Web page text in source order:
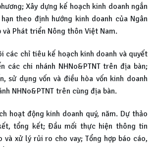
Xây dựng kế hoạch kinh doanh ngắn
theo định hướng kinh doanh của Ngân
và Phát triển Nông thôn Việt Nam.
các chỉ tiêu kế hoạch kinh doanh và quyết
các chi nhánh NHNo&PTNT trên địa bàn;
sử dụng vốn và điều hòa vốn kinh doanh
NHNo&PTNT trên cùng địa bàn.
hoạt động kinh doanh quý, năm. Dự thảo
tổng kết; Đầu mối thực hiện thông tin
và xử lý rủi ro cho vay; Tổng hợp báo cáo,